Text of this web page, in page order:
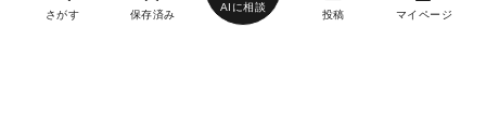
さがす 保存済み
AIに相談
投稿 マイページ